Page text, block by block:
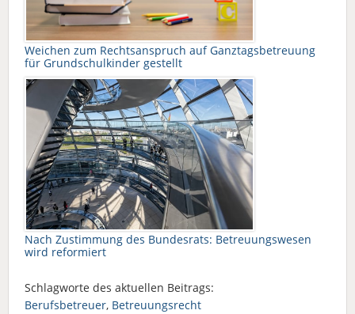
Weichen zum Rechtsanspruch auf Ganztagsbetreuung
für Grundschulkinder gestellt
Nach Zustimmung des Bundesrats: Betreuungswesen
wird reformiert
Schlagworte des aktuellen Beitrags:
Berufsbetreuer, Betreuungsrecht